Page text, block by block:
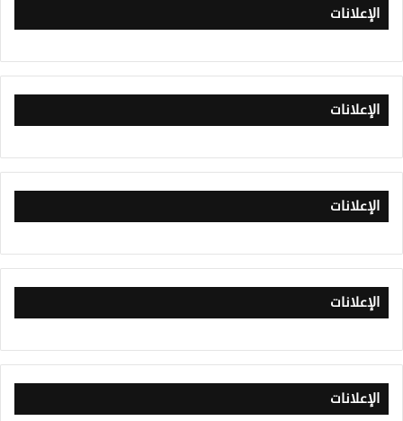
الإعلانات
الإعلانات
الإعلانات
الإعلانات
الإعلانات